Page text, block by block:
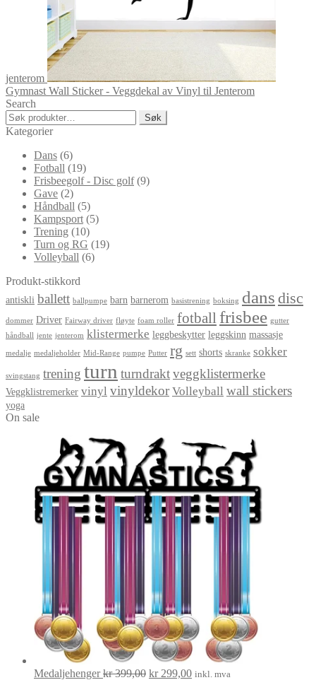
jenterom
Gymnast Wall Sticker - Veggdekal av Vinyl til Jenterom
Search
Søk
etter:
Søk
Kategorier
Dans (6)
Fotball (19)
Frisbeegolf - Disc golf (9)
Gave (2)
Håndball (5)
Kampsport (5)
Trening (10)
Turn og RG (19)
Volleyball (6)
Produkt-stikkord
antiskli ballett ballpumpe barn barnerom basistrening boksing dans disc
dommer Driver Fairway driver fløyte foam roller fotball frisbee gutter
håndball jente jenterom klistermerke leggbeskytter leggskinn massasje
medalje medaljeholder Mid-Range pumpe Putter rg sett shorts skranke sokker
svingstang trening turn turndraktveggklistermerke
Veggklistremerker vinyl vinyldekor Volleyball wall stickers
yoga
On sale
Medaljehenger kr399,00 Opprinnelig
kr299,00Nåværende
inkl. mva